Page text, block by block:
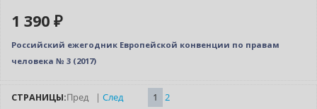
1 390 ₽
Российский ежегодник Европейской конвенции по правам
человека № 3 (2017)
СТРАНИЦЫ:Пред | След 1 2